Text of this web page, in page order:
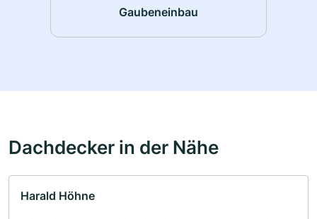
Gaubeneinbau
Dachdecker in der Nähe
Harald Höhne